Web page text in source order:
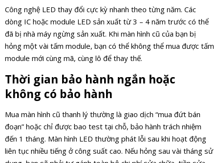
Công nghệ LED thay đổi cực kỳ nhanh theo từng năm. Các
dòng IC hoặc module LED sản xuất từ 3 – 4 năm trước có thể
đã bị nhà máy ngừng sản xuất. Khi màn hình cũ của bạn bị
hỏng một vài tấm module, bạn có thể không thể mua được tấm
module mới cùng mã, cùng lô để thay thế.
Thời gian bảo hành ngắn hoặc
không có bảo hành
Mua màn hình cũ thanh lý thường là giao dịch “mua đứt bán
đoạn” hoặc chỉ được bao test tại chỗ, bảo hành trách nhiệm
đến 1 tháng. Màn hình LED thường phát lỗi sau khi hoạt động
liên tục nhiều tiếng ở công suất cao. Nếu hỏng sau vài tháng sử